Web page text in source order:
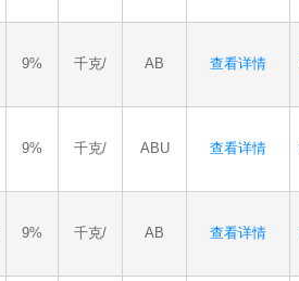
9% 千克/ AB 查看详情
9% 千克/ ABU 查看详情
9% 千克/ AB 查看详情